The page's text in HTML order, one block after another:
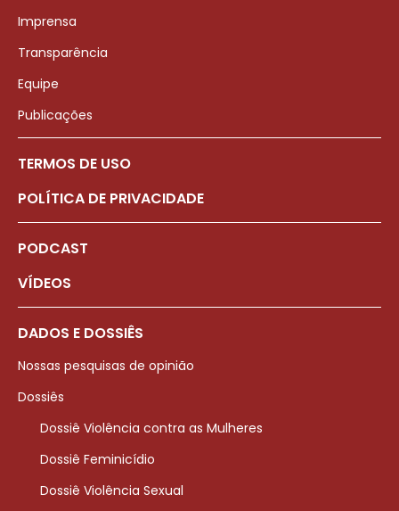
Imprensa
Transparência
Equipe
Publicações
TERMOS DE USO
POLÍTICA DE PRIVACIDADE
PODCAST
VÍDEOS
DADOS E DOSSIÊS
Nossas pesquisas de opinião
Dossiês
Dossiê Violência contra as Mulheres
Dossiê Feminicídio
Dossiê Violência Sexual